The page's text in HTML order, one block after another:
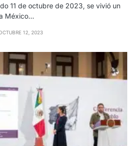
11 de octubre de 2023, se vivió un
México…
12, 2023